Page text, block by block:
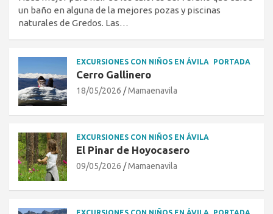
un baño en alguna de la mejores pozas y piscinas
naturales de Gredos. Las…
EXCURSIONES CON NIÑOS EN ÁVILA PORTADA
Cerro Gallinero
18/05/2026 Mamaenavila
EXCURSIONES CON NIÑOS EN ÁVILA
El Pinar de Hoyocasero
09/05/2026 Mamaenavila
EXCURSIONES CON NIÑOS EN ÁVILA PORTADA